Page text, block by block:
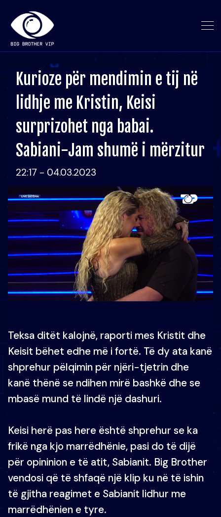
Kurioze për mendimin e tij në
lidhje me Kristin, Keisi
surprizohet nga babai.
Sabiani-Jam shumë i mërzitur
22:17 - 04.03.2023
Teksa ditët kalojnë, raporti mes Kristit dhe
Keisit bëhet edhe më i fortë. Të dy ata kanë
shprehur pëlqimin për njëri-tjetrin dhe
kanë thënë se ndihen mirë bashkë dhe se
mbasë mund të lindë një dashuri.
Keisi herë pas here është shprehur se ka
frikë nga kjo marrëdhënie, pasi do të dijë
për opininion e të atit, Sabianit. Big Brother
vendosi që të shfaqë një klip ku në të ishin
të gjitha reagimet e Sabianit lidhur me
marrëdhënien e tyre.